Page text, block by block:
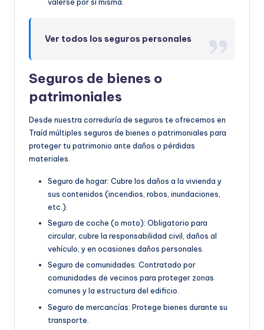
valerse por sí misma.
Ver todos los seguros personales
Seguros de bienes o
patrimoniales
Desde nuestra correduría de seguros te ofrecemos en
Traíd múltiples seguros de bienes o patrimoniales para
proteger tu patrimonio ante daños o pérdidas
materiales.
Seguro de hogar: Cubre los daños a la vivienda y
sus contenidos (incendios, robos, inundaciones,
etc.).
Seguro de coche (o moto): Obligatorio para
circular, cubre la responsabilidad civil, daños al
vehículo, y en ocasiones daños personales.
Seguro de comunidades: Contratado por
comunidades de vecinos para proteger zonas
comunes y la estructura del edificio.
Seguro de mercancías: Protege bienes durante su
transporte.